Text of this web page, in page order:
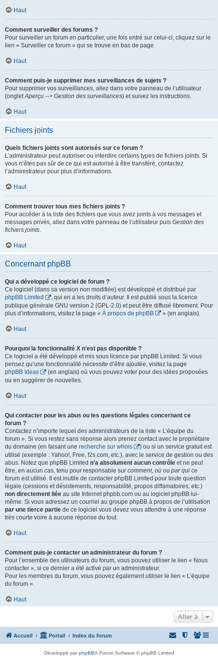
Haut
Comment surveiller des forums ?
Pour surveiller un forum en particulier, une fois entré sur celui-ci, cliquez sur le
lien « Surveiller ce forum » qui se trouve en bas de page.
Haut
Comment puis-je supprimer mes surveillances de sujets ?
Pour supprimer vos surveillances, allez dans votre panneau de l’utilisateur
(ongletAperçu --> Gestion des surveillances) et suivez les instructions.
Haut
Fichiers joints
Quels fichiers joints sont autorisés sur ce forum ?
L’administrateur peut autoriser ou interdire certains types de fichiers joints. Si
vous n’êtes pas sûr de ce qui est autorisé à être transféré, contactez
l’administrateur pour plus d’informations.
Haut
Comment trouver tous mes fichiers joints ?
Pour accéder à la liste des fichiers que vous avez joints à vos messages et
messages privés, allez dans votre panneau de l’utilisateur puis Gestion des
fichiers joints.
Haut
Concernant phpBB
Qui a développé ce logiciel de forum ?
Ce logiciel (dans sa version non modifiée) est développé et distribué par
phpBB Limited
, qui en a les droits d’auteur. Il est publié sous la licence
publique générale GNU version 2 (GPL-2.0) et peut être diffusé librement. Pour
plus d’informations, visitez la page « À propos de phpBB » (en anglais).
Haut
Pourquoi la fonctionnalité X n’est pas disponible ?
Ce logiciel a été développé et mis sous licence par phpBB Limited. Si vous
pensez qu’une fonctionnalité nécessite d’être ajoutée, visitez la page
phpBB Ideas
(en anglais) où vous pouvez voter pour des idées proposées
ou en suggérer de nouvelles.
Haut
Qui contacter pour les abus ou les questions légales concernant ce
forum ?
Contactez n’importe lequel des administrateurs de la liste « L’équipe du
forum ». Si vous restez sans réponse alors prenez contact avec le propriétaire
du domaine (en faisant une recherche sur whois
) ou si un service gratuit est
utilisé (exemple : Yahoo!, Free, f2s.com, etc.), avec le service de gestion ou des
abus. Notez que phpBB Limited n’a absolument aucun contrôle et ne peut
être, en aucun cas, tenu pour responsable sur comment, où ou par qui ce
forum est utilisé. Il est inutile de contacter phpBB Limited pour toute question
légale (cessions et désistements, responsabilité, propos diffamatoires, etc.)
non directement liée au site Internet phpbb.com ou au logiciel phpBB lui-
même. Si vous adressez un courriel au groupe phpBB à propos de l’utilisation
par une tierce partie de ce logiciel vous devez vous attendre à une réponse
très courte voire à aucune réponse du tout.
Haut
Comment puis-je contacter un administrateur du forum ?
Pour l’ensemble des utilisateurs du forum, vous pouvez utiliser le lien « Nous
contacter », si ce dernier a été activé par un administrateur.
Pour les membres du forum, vous pouvez également utiliser le lien « L’équipe
du forum ».
Haut
Aller à
Accueil Portail Index du forum
Développé parphpBB® Forum Software © phpBB Limited